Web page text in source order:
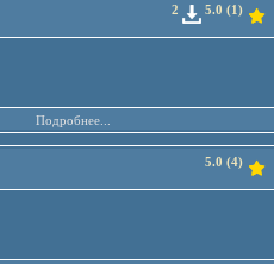
2 5.0 (1)
Подробнее...
5.0 (4)